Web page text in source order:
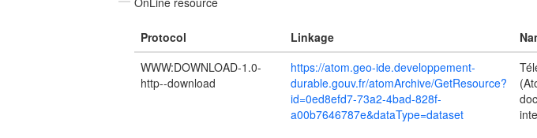
Protocol Linkage
WWW:DOWNLOAD-1.0-
http--download
https://atom.geo-ide.developpement-
durable.gouv.fr/atomArchive/GetResource?
id=0ed8efd7-73a2-4bad-828f-
a00b7646787e&dataType=dataset